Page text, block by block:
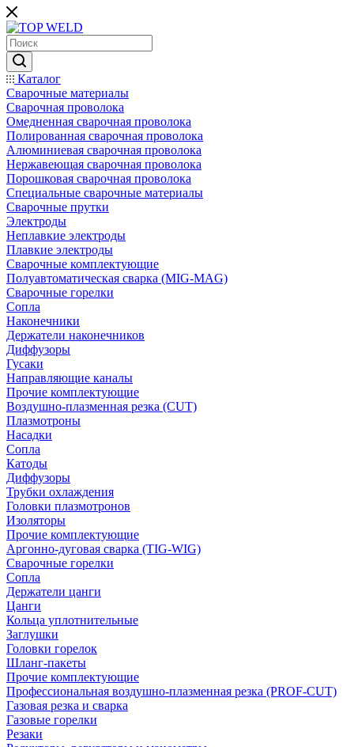
Каталог
Сварочные материалы
Сварочная проволока
Омедненная сварочная проволока
Полированная сварочная проволока
Алюминиевая сварочная проволока
Нержавеющая сварочная проволока
Порошковая сварочная проволока
Специальные сварочные материалы
Сварочные прутки
Электроды
Неплавкие электроды
Плавкие электроды
Сварочные комплектующие
Полуавтоматическая сварка (MIG-MAG)
Сварочные горелки
Сопла
Наконечники
Держатели наконечников
Диффузоры
Гусаки
Направляющие каналы
Прочие комплектующие
Воздушно-плазменная резка (CUT)
Плазмотроны
Насадки
Сопла
Катоды
Диффузоры
Трубки охлаждения
Головки плазмотронов
Изоляторы
Прочие комплектующие
Аргонно-дуговая сварка (TIG-WIG)
Сварочные горелки
Сопла
Держатели цанги
Цанги
Кольца уплотнительные
Заглушки
Головки горелок
Шланг-пакеты
Прочие комплектующие
Профессиональная воздушно-плазменная резка (PROF-CUT)
Газовая резка и сварка
Газовые горелки
Резаки